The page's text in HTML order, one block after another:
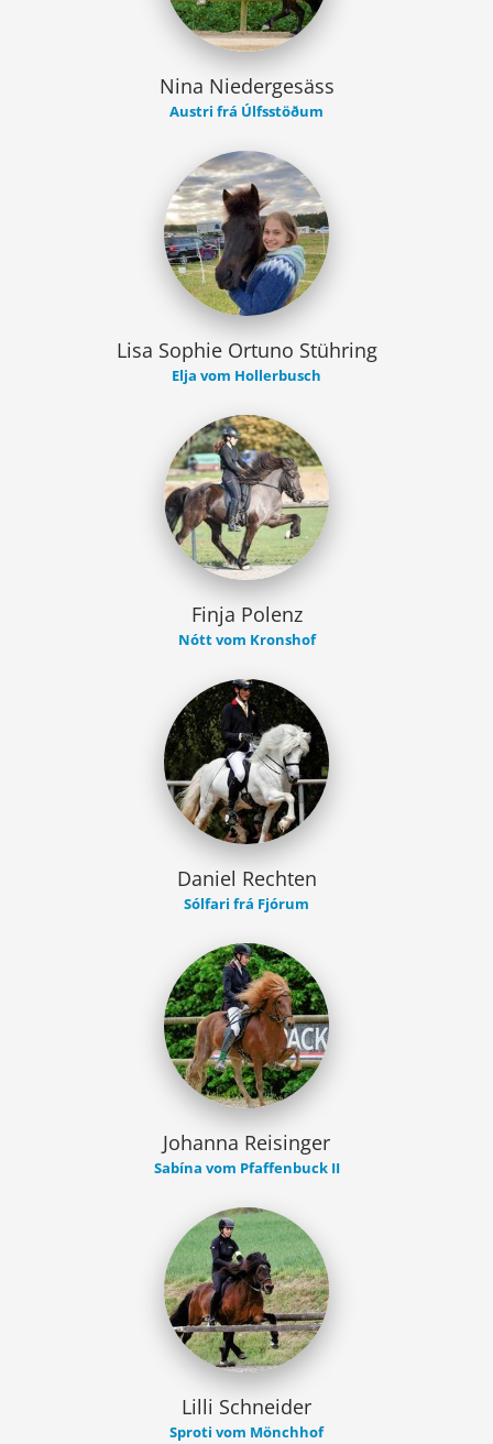
Nina Niedergesäss
Austri frá Úlfsstöðum
Lisa Sophie Ortuno Stühring
Elja vom Hollerbusch
Finja Polenz
Nótt vom Kronshof
Daniel Rechten
Sólfari frá Fjórum
Johanna Reisinger
Sabína vom Pfaffenbuck II
Lilli Schneider
Sproti vom Mönchhof